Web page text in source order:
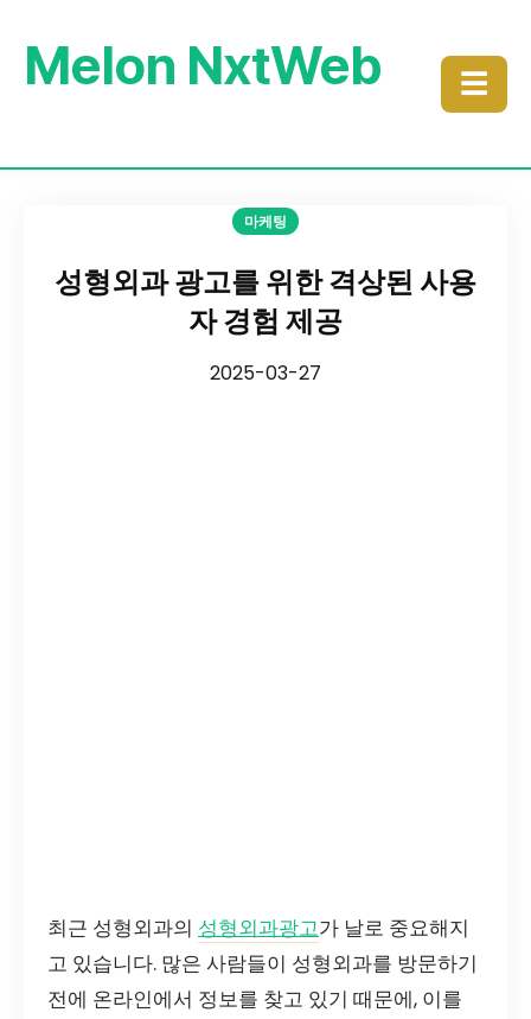
Melon NxtWeb ☰
마케팅
성형외과 광고를 위한 격상된 사용
자 경험 제공
2025-03-27
최근 성형외과의 성형외과광고가 날로 중요해지
고 있습니다. 많은 사람들이 성형외과를 방문하기
전에 온라인에서 정보를 찾고 있기 때문에, 이를